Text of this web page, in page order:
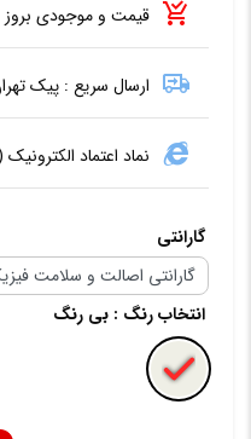
قیمت و موجودی
ارسال سریع : پیک
نماد اعتماد
گارانتی
انتخاب رنگ : بی رنگ